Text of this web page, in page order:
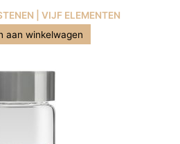
| VIJF ELEMENTEN
aan winkelwagen